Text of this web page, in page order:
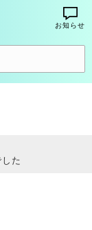
お知らせ
た